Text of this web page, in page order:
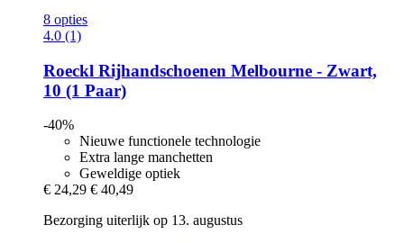
8 opties
4.0 (1)
Roeckl Rijhandschoenen Melbourne -​ Zwart,
10 (1 Paar)
-40%
Nieuwe functionele technologie
Extra lange manchetten
Geweldige optiek
€ 24,29 € 40,49
Bezorging uiterlijk op 13. augustus